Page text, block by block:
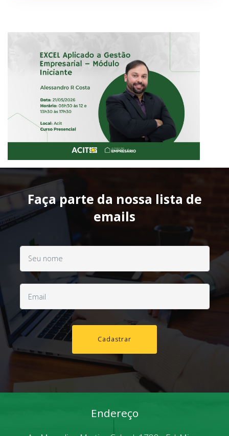
Faça parte da nossa lista de
emails
Cadastrar
Endereço